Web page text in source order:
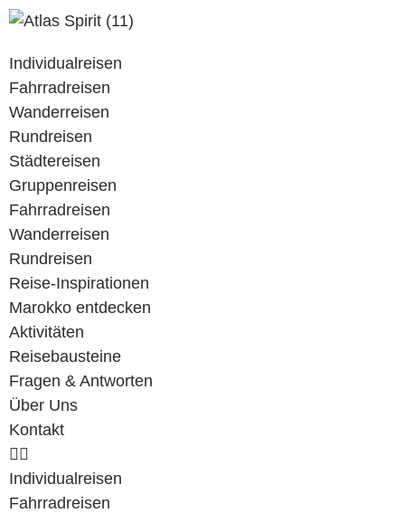
Individualreisen
Fahrradreisen
Wanderreisen
Rundreisen
Städtereisen
Gruppenreisen
Fahrradreisen
Wanderreisen
Rundreisen
Reise-Inspirationen
Marokko entdecken
Aktivitäten
Reisebausteine
Fragen & Antworten
Über Uns
Kontakt
Individualreisen
Fahrradreisen